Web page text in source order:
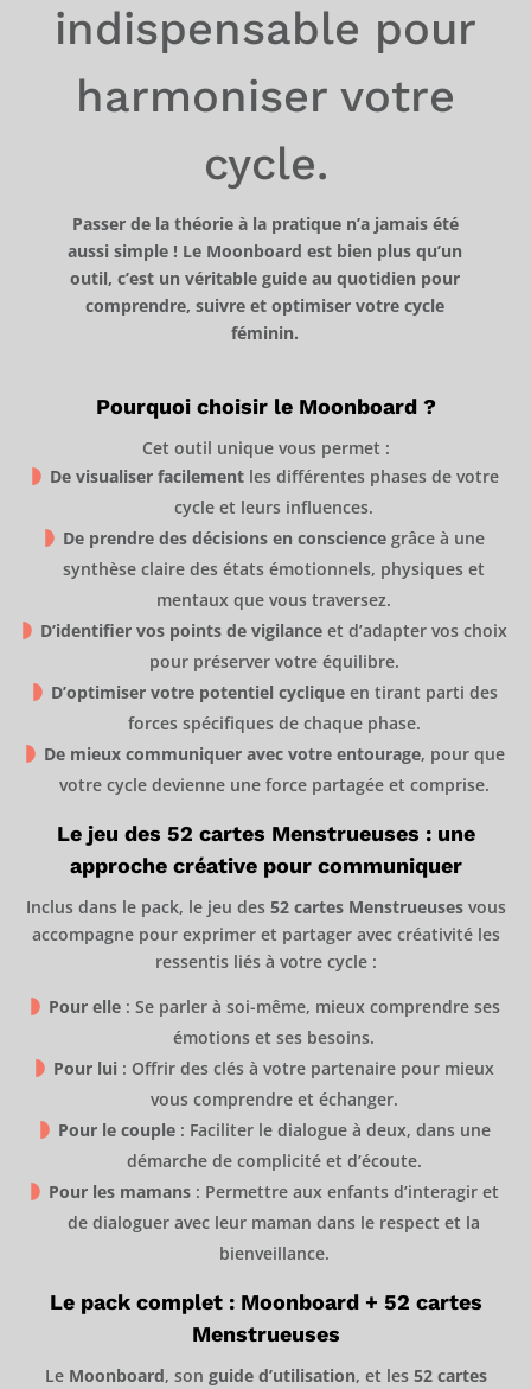
indispensable pour
harmoniser votre
cycle.
Passer de la théorie à la pratique n’a jamais été
aussi simple ! Le Moonboard est bien plus qu’un
outil, c’est un véritable guide au quotidien pour
comprendre, suivre et optimiser votre cycle
féminin.
Pourquoi choisir le Moonboard ?
Cet outil unique vous permet :
De visualiser facilementles différentes phases de votre
cycle et leurs influences.
De prendre des décisions en conscience grâce à une
synthèse claire des états émotionnels, physiques et
mentaux que vous traversez.
D’identifier vos points de vigilance et d’adapter vos choix
pour préserver votre équilibre.
D’optimiser votre potentiel cycliqueen tirant parti des
forces spécifiques de chaque phase.
De mieux communiquer avec votre entourage, pour que
votre cycle devienne une force partagée et comprise.
Le jeu des 52 cartes Menstrueuses : une
approche créative pour communiquer
Inclus dans le pack, le jeu des 52 cartes Menstrueusesvous
accompagne pour exprimer et partager avec créativité les
ressentis liés à votre cycle :
Pour elle: Se parler à soi-même, mieux comprendre ses
émotions et ses besoins.
Pour lui : Offrir des clés à votre partenaire pour mieux
vous comprendre et échanger.
Pour le couple: Faciliter le dialogue à deux, dans une
démarche de complicité et d’écoute.
Pour les mamans : Permettre aux enfants d’interagir et
de dialoguer avec leur maman dans le respect et la
bienveillance.
Le pack complet : Moonboard + 52 cartes
Menstrueuses
Le Moonboard, son guide d’utilisation, et les 52 cartes